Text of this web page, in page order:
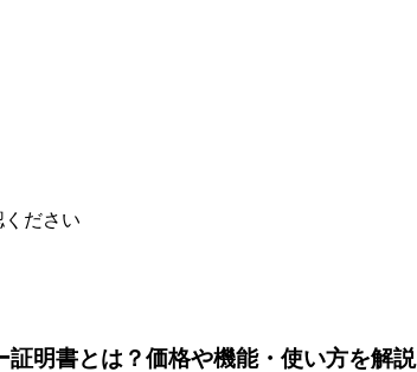
ださい
証明書とは？価格や機能・使い方を解説